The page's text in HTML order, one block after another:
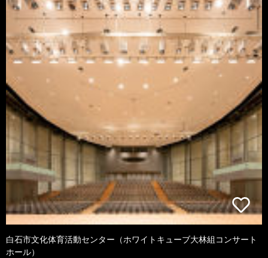
白石市文化体育活動センター（ホワイトキューブ大林組コンサート
ホール）